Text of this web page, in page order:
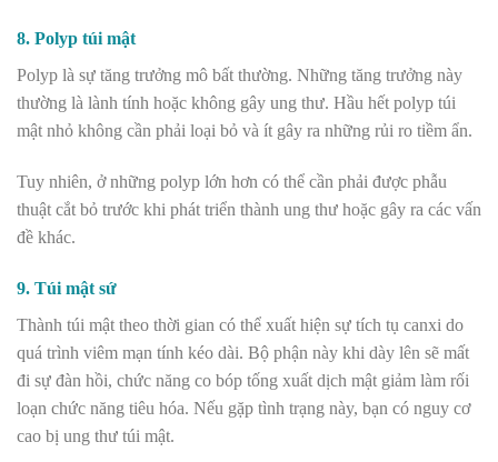
8. Polyp túi mật
Polyp là sự tăng trưởng mô bất thường. Những tăng trưởng này
thường là lành tính hoặc không gây ung thư. Hầu hết polyp túi
mật nhỏ không cần phải loại bỏ và ít gây ra những rủi ro tiềm ẩn.
Tuy nhiên, ở những polyp lớn hơn có thể cần phải được phẫu
thuật cắt bỏ trước khi phát triển thành ung thư hoặc gây ra các vấn
đề khác.
9. Túi mật sứ
Thành túi mật theo thời gian có thể xuất hiện sự tích tụ canxi do
quá trình viêm mạn tính kéo dài. Bộ phận này khi dày lên sẽ mất
đi sự đàn hồi, chức năng co bóp tống xuất dịch mật giảm làm rối
loạn chức năng tiêu hóa. Nếu gặp tình trạng này, bạn có nguy cơ
cao bị ung thư túi mật.